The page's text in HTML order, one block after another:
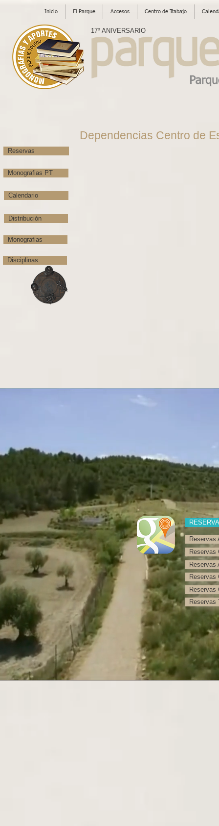
Inicio El Parque Accesos Centro de Trabajo
17º ANIVERSARIO
Dependencias Centro de
Reservas
Monografias PT
Calendario
Distribución
Monografias
Disciplinas
Reservas
Reservas
Reservas
Reservas
Reservas
Reservas